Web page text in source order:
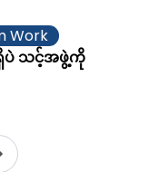
Work
ပဲ သင့်အဖွဲ့ကို